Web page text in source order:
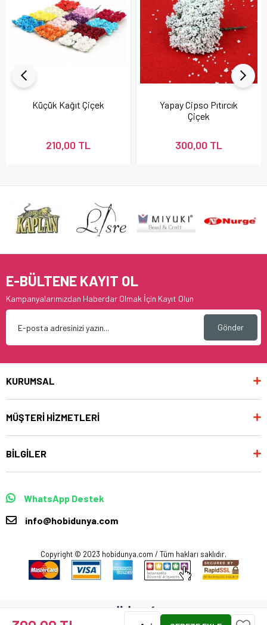
Küçük Kağıt Çiçek
210,00 TL
Yapay Cipso Pıtırcık
Çiçek
300,00 TL
E-BÜLTENE KAYIT OL
Kampanyalarımızdan Haberdar Olmak İçin Kayıt Olun
Gönder
KURUMSAL
MÜŞTERİ HİZMETLERİ
BİLGİLER
WhatsApp Destek
info@hobidunya.com
Copyright © 2023 hobidunya.com / Tüm hakları saklıdır.